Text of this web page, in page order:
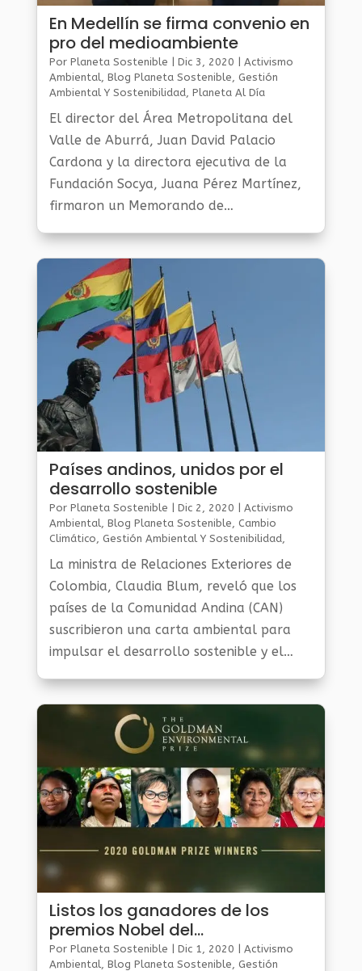
En Medellín se firma convenio en
pro del medioambiente
Por Planeta Sostenible Dic 3, 2020
Activismo
Ambiental, Blog Planeta Sostenible, Gestión
Ambiental Y Sostenibilidad, Planeta Al Día
El director del Área Metropolitana del
Valle de Aburrá, Juan David Palacio
Cardona y la directora ejecutiva de la
Fundación Socya, Juana Pérez Martínez,
firmaron un Memorando de
sostenibilidad y participación...
Países andinos, unidos por el
desarrollo sostenible
Por Planeta Sostenible Dic 2, 2020
Activismo
Ambiental, Blog Planeta Sostenible, Cambio
Climático, Gestión Ambiental Y Sostenibilidad,
La ministra de Relaciones Exteriores de
Colombia, Claudia Blum, reveló que los
países de la Comunidad Andina (CAN)
suscribieron una carta ambiental para
impulsar el desarrollo sostenible y el
Listos los ganadores de los
premios Nobel del
medioambiente
Por Planeta Sostenible | Dic 1, 2020 | Activismo
Ambiental Blog Planeta Sostenible Gestión